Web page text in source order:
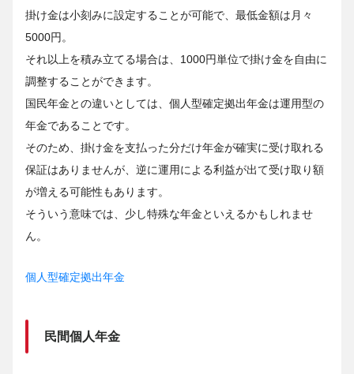
掛け金は小刻みに設定することが可能で、最低金額は月々
5000円。
それ以上を積み立てる場合は、1000円単位で掛け金を自由に
調整することができます。
国民年金との違いとしては、個人型確定拠出年金は運用型の
年金であることです。
そのため、掛け金を支払った分だけ年金が確実に受け取れる
保証はありませんが、逆に運用による利益が出て受け取り額
が増える可能性もあります。
そういう意味では、少し特殊な年金といえるかもしれませ
ん。
個人型確定拠出年金
民間個人年金